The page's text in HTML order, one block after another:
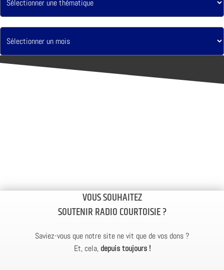
VOUS SOUHAITEZ
SOUTENIR RADIO COURTOISIE ?
Saviez-vous que notre site ne vit que de vos dons ?
Et, cela, depuis toujours !